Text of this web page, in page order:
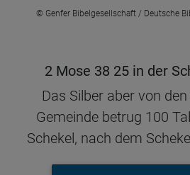
© Genfer Bibelgesellschaft / Deutsche
2 Mose 38 25 in der
Das Silber aber von
Gemeinde betrug 100
Schekel, nach dem